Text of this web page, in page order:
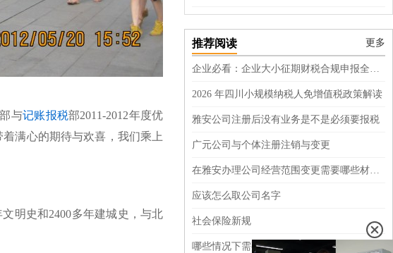
与记账报税部2011-2012年度优
满心的期待与欢喜，我们乘上
明史和2400多年建城史，与北
更多
推荐阅读
企业必看：企业大小征期财税合规申报全指南
2026 年四川小规模纳税人免增值税政策解读
雅安公司注册后没有业务是不是必须要报税
广元公司与个体注册注销与变更
在雅安办理公司经营范围变更需要哪些材料呢？
应该怎么取公司名字
社会保险新规